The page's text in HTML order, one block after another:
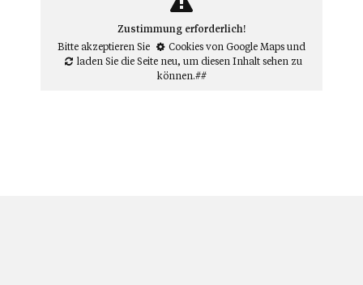
Zustimmung erforderlich!
Bitte akzeptieren Sie
Cookies von Google Mapsund
laden Sie die Seite neu, um diesen Inhalt sehen zu
können.##